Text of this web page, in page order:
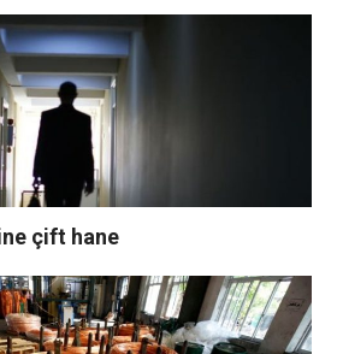
çift hane